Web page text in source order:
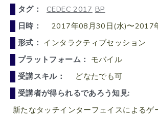
タグ： CEDEC 2017 BP
日時：
2017年08月30日(水)〜2017
形式： インタラクティブセッション
プラットフォーム： モバイル
受講スキル：
どなたでも可
受講者が得られるであろう知見:
新たなタッチインターフェイスによるゲ